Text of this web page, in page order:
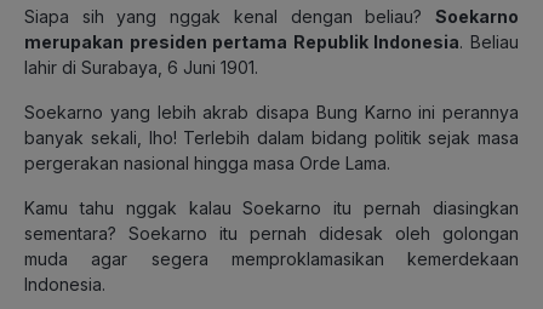
Siapa sih yang nggak kenal dengan beliau? Soekarno
merupakan presiden pertama Republik Indonesia. Beliau
lahir di Surabaya, 6 Juni 1901.
Soekarno yang lebih akrab disapa Bung Karno ini perannya
banyak sekali, lho! Terlebih dalam bidang politik sejak masa
pergerakan nasional hingga masa Orde Lama.
Kamu tahu nggak kalau Soekarno itu pernah diasingkan
sementara? Soekarno itu pernah didesak oleh golongan
muda agar segera memproklamasikan kemerdekaan
Indonesia.